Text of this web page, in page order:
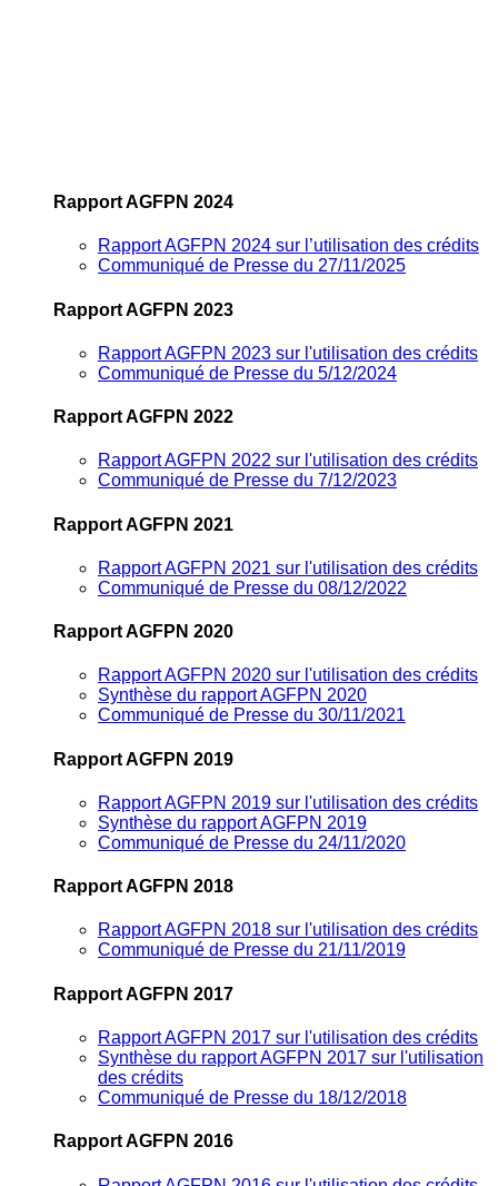
Rapport AGFPN 2024
Rapport AGFPN 2024 sur l’utilisation des crédits
Communiqué de Presse du 27/11/2025
Rapport AGFPN 2023
Rapport AGFPN 2023 sur l'utilisation des crédits
Communiqué de Presse du 5/12/2024
Rapport AGFPN 2022
Rapport AGFPN 2022 sur l'utilisation des crédits
Communiqué de Presse du 7/12/2023
Rapport AGFPN 2021
Rapport AGFPN 2021 sur l'utilisation des crédits
Communiqué de Presse du 08/12/2022
Rapport AGFPN 2020
Rapport AGFPN 2020 sur l'utilisation des crédits
Synthèse du rapport AGFPN 2020
Communiqué de Presse du 30/11/2021
Rapport AGFPN 2019
Rapport AGFPN 2019 sur l'utilisation des crédits
Synthèse du rapport AGFPN 2019
Communiqué de Presse du 24/11/2020
Rapport AGFPN 2018
Rapport AGFPN 2018 sur l'utilisation des crédits
Communiqué de Presse du 21/11/2019
Rapport AGFPN 2017
Rapport AGFPN 2017 sur l'utilisation des crédits
Synthèse du rapport AGFPN 2017 sur l'utilisation
des crédits
Communiqué de Presse du 18/12/2018
Rapport AGFPN 2016